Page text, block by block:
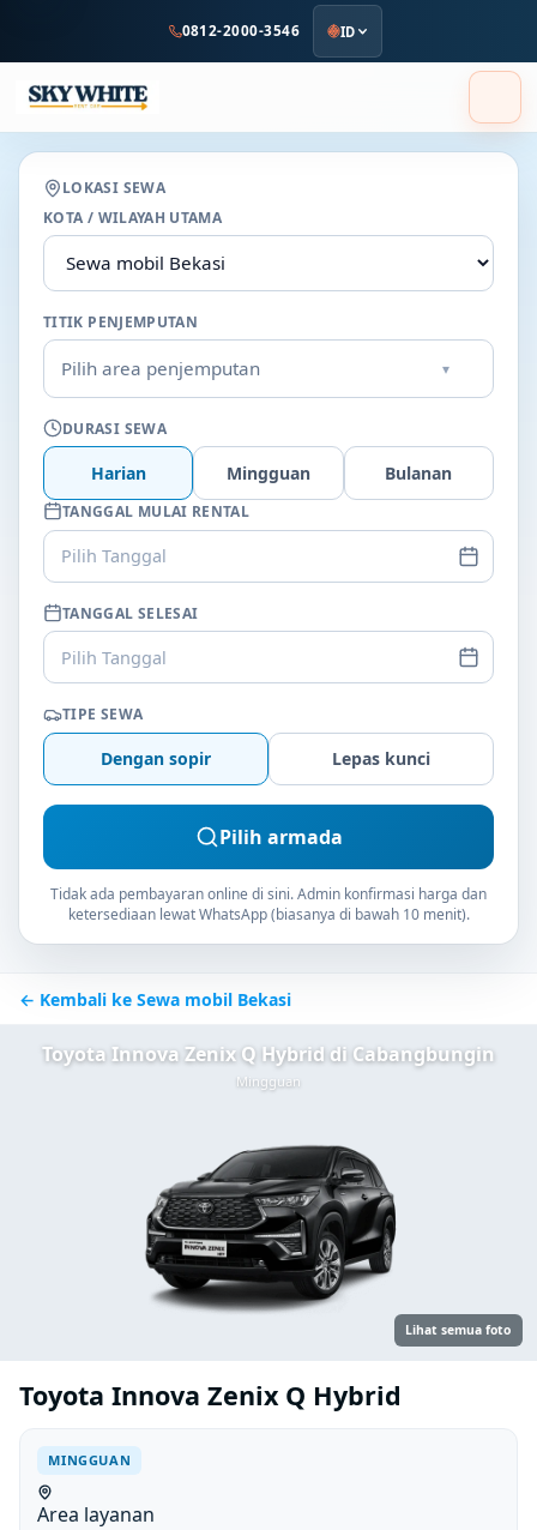
utama
0812-2000-3546 ID
LOKASI SEWA
KOTA / WILAYAH UTAMA
TITIK PENJEMPUTAN
Pilih area penjemputan ▾
DURASI SEWA
Harian Mingguan Bulanan
TANGGAL MULAI RENTAL
Pilih Tanggal
TANGGAL SELESAI
Pilih Tanggal
TIPE SEWA
Dengan sopir Lepas kunci
Pilih armada
Tidak ada pembayaran online di sini. Admin konfirmasi harga dan
ketersediaan lewat WhatsApp (biasanya di bawah 10 menit).
← Kembali ke Sewa mobil Bekasi
Toyota Innova Zenix Q Hybrid di Cabangbungin
Mingguan
Lihat semua foto
Toyota Innova Zenix Q Hybrid
MINGGUAN
Area layanan